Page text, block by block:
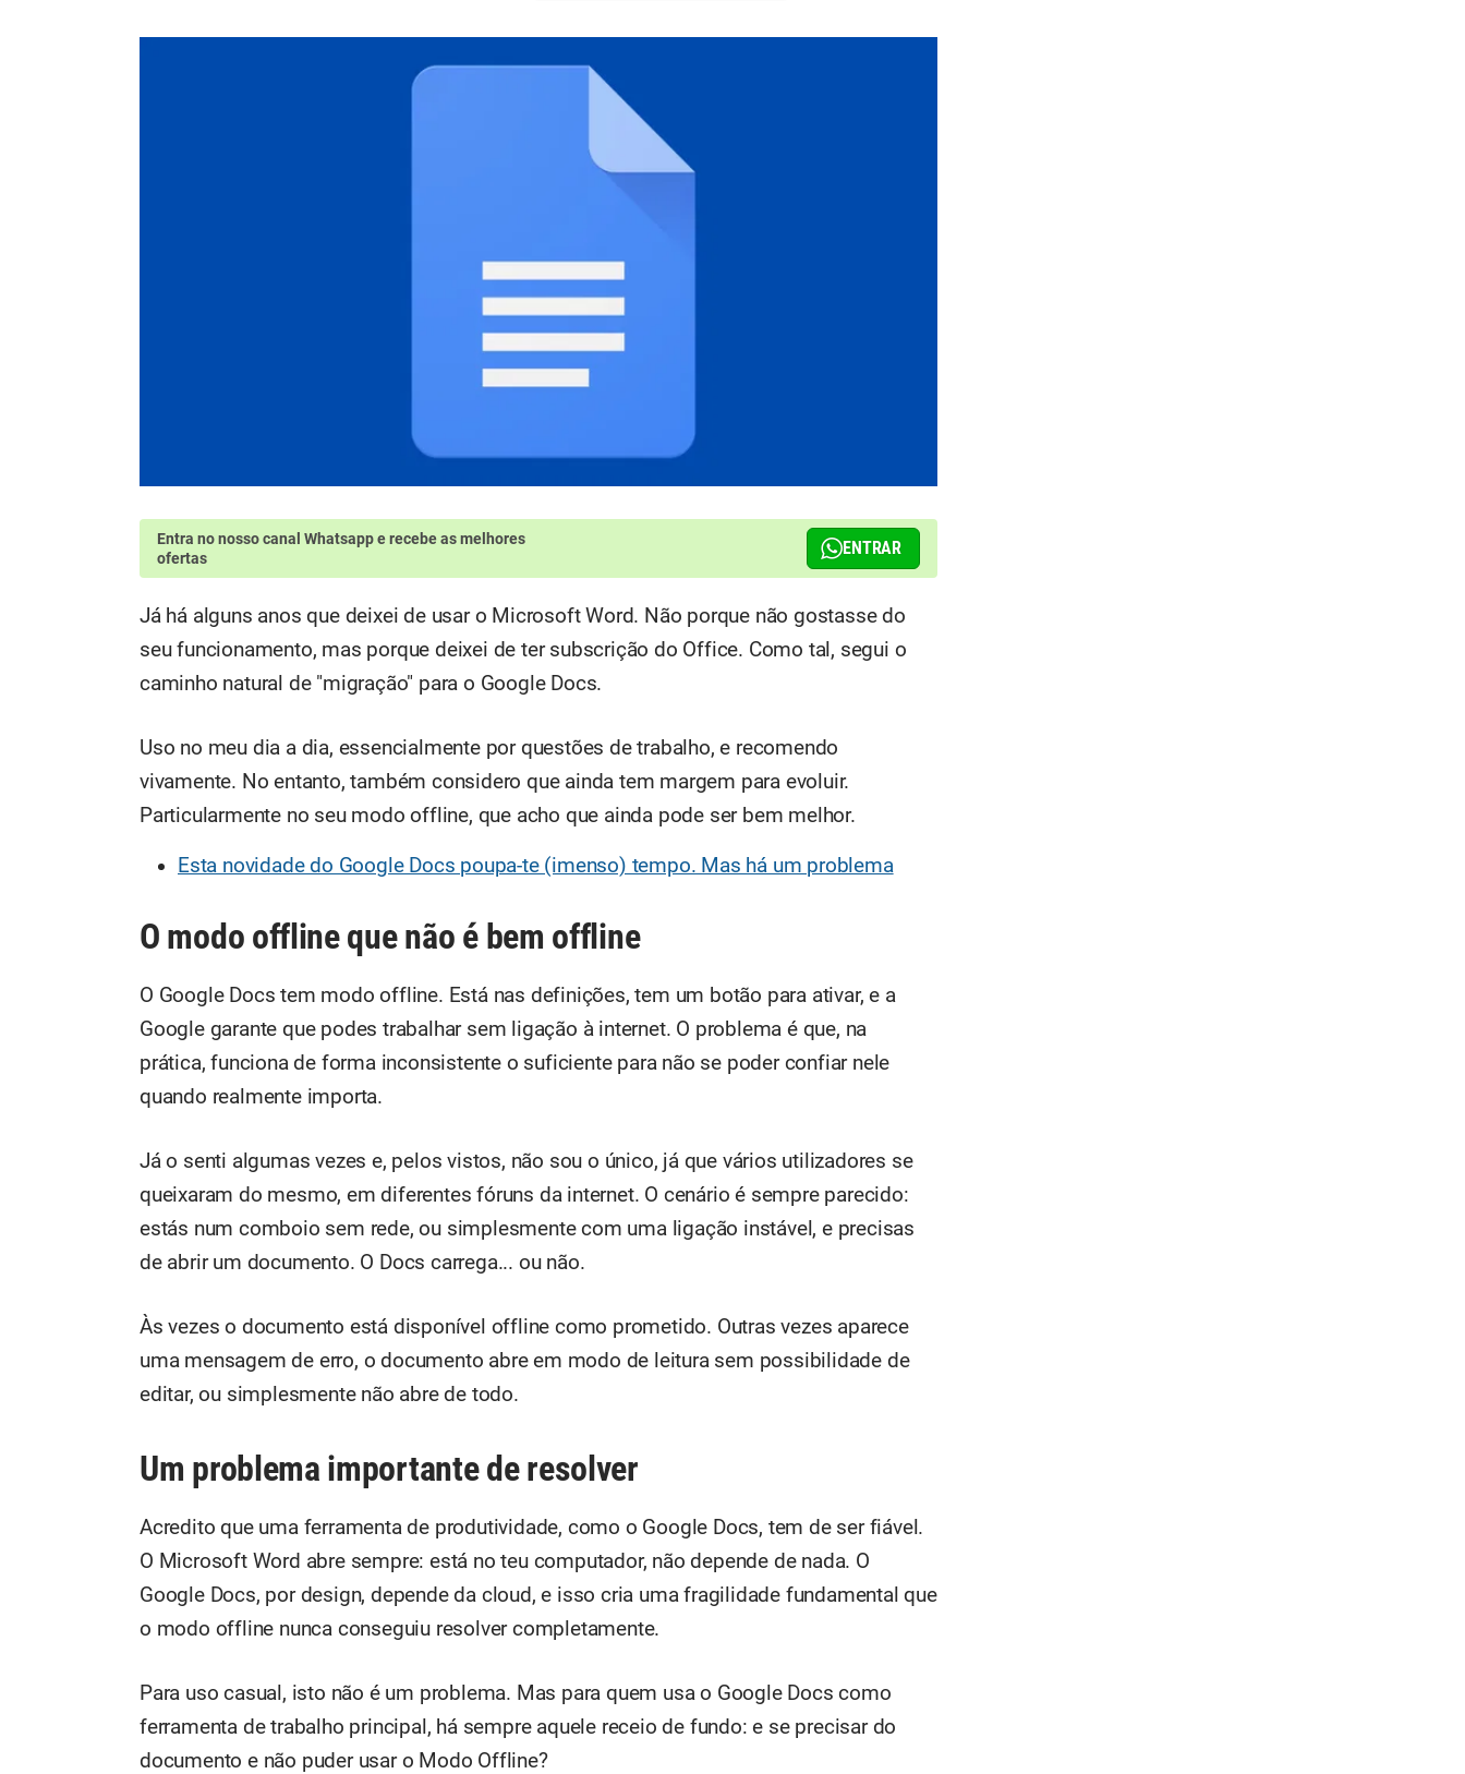
Entra no nosso canal Whatsappe recebe as melhores
ofertas
ENTRAR
Já há alguns anos que deixei de usar o Microsoft Word. Não porque não gostasse do
seu funcionamento, mas porque deixei de ter subscrição do Office. Como tal, segui o
caminho natural de "migração" para o Google Docs.
Uso no meu dia a dia, essencialmente por questões de trabalho, e recomendo
vivamente. No entanto, também considero que ainda tem margem para evoluir.
Particularmente no seu modo offline, que acho que ainda pode ser bem melhor.
Esta novidade do Google Docs poupa-te (imenso) tempo. Mas há um problema
O modo offline que não é bem offline
O Google Docs tem modo offline. Está nas definições, tem um botão para ativar, e a
Google garante que podes trabalhar sem ligação à internet. O problema é que, na
prática, funciona de forma inconsistente o suficiente para não se poder confiar nele
quando realmente importa.
Já o senti algumas vezes e, pelos vistos, não sou o único, já que vários utilizadores se
queixaram do mesmo, em diferentes fóruns da internet. O cenário é sempre parecido:
estás num comboio sem rede, ou simplesmente com uma ligação instável, e precisas
de abrir um documento. O Docs carrega... ou não.
Às vezes o documento está disponível offline como prometido. Outras vezes aparece
uma mensagem de erro, o documento abre em modo de leitura sem possibilidade de
editar, ou simplesmente não abre de todo.
Um problema importante de resolver
Acredito que uma ferramenta de produtividade, como o Google Docs, tem de ser fiável.
O Microsoft Word abre sempre: está no teu computador, não depende de nada. O
Google Docs, por design, depende da cloud, e isso cria uma fragilidade fundamental que
o modo offline nunca conseguiu resolver completamente.
Para uso casual, isto não é um problema. Mas para quem usa o Google Docs como
ferramenta de trabalho principal, há sempre aquele receio de fundo: e se precisar do
documento e não puder usar o Modo Offline?